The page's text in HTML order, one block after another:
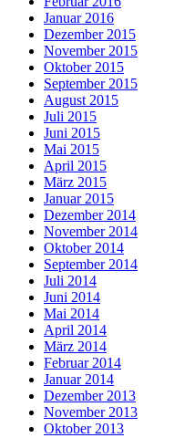
Januar 2016
Dezember 2015
November 2015
Oktober 2015
September 2015
August 2015
Juli 2015
Juni 2015
Mai 2015
April 2015
März 2015
Januar 2015
Dezember 2014
November 2014
Oktober 2014
September 2014
Juli 2014
Juni 2014
Mai 2014
April 2014
März 2014
Februar 2014
Januar 2014
Dezember 2013
November 2013
Oktober 2013